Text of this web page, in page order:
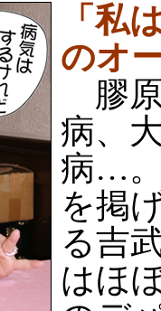
「私
のオ
膠
病、
病…
を掲
る吉
はほ